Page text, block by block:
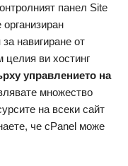
панел Site
навигиране от
целия ви хостинг
управлението на
множество
на всеки сайт
че cPanel може